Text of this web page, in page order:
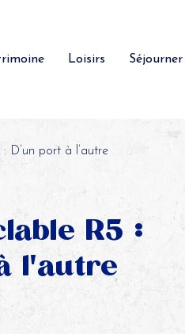
Loisirs Séjourner
D’un port à l’autre
R5 :
l'autre